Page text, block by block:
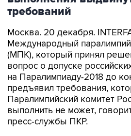
требований
Москва. 20 декабря.
Международный
(МПК), который принял
вопрос о допуске
на Паралимпиаду-2018 до
предъявил требования,
Паралимпийский комитет
выполнить не может,
пресс-службы ПКР.